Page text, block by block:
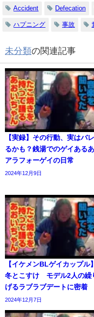
Accident Defecation
ハプニング 事故
未分類の関連記事
【実録】その行動、実はバ
るかも？銭湯でのゲイある
アラフォーゲイの日常
2024年12月9日
【イケメンBLゲイカップル
冬とこすけ モデル2人の繰
げるラブラブデートに密着
2024年12月7日